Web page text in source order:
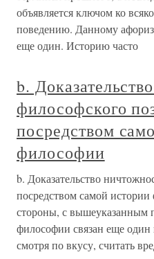
объявляется ключом ко
поведению. Данному
еще один. Историю часто
b.
философского
посредством
философии
b. Доказательство
посредством самой
стороны, с вышеуказанным
философии связан еще
смотря по вкусу, считать